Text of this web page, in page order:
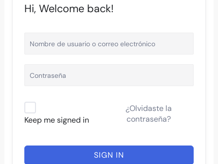
Hi, Welcome back!
Keep me signed in
¿Olvidaste la
contraseña?
SIGN IN